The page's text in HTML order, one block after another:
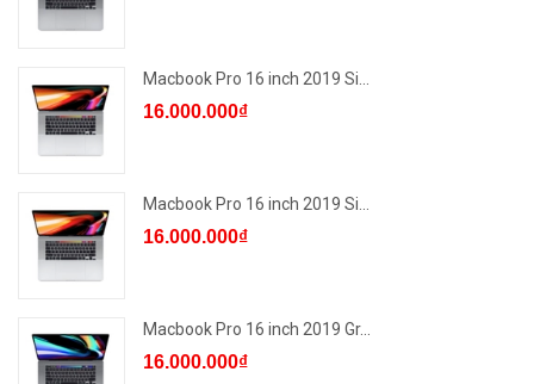
Macbook Pro 16 inch 2019 Si...
16.000.000₫
Macbook Pro 16 inch 2019 Si...
16.000.000₫
Macbook Pro 16 inch 2019 Gr...
16.000.000₫